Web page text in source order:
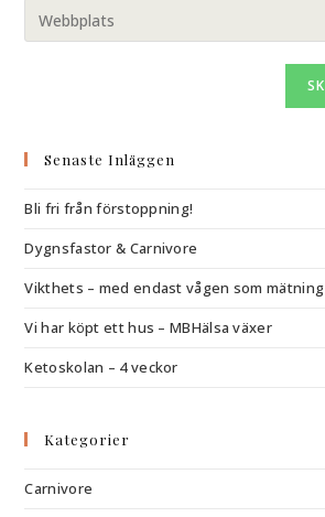
Senaste Inläggen
Bli fri från förstoppning!
Dygnsfastor & Carnivore
Vikthets – med endast vågen som mätning
Vi har köpt ett hus – MBHälsa växer
Ketoskolan – 4 veckor
Kategorier
Carnivore